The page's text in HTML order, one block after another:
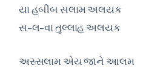
યા હબીબ સલામ અલયક
સ-લ-વા તુલ્લાહ અલયક
અસ્સલામ એય જાને આલમ